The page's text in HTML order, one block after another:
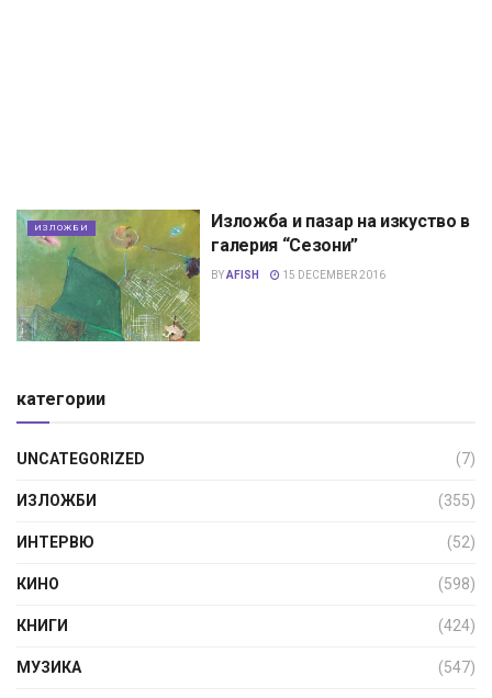
ИЗЛОЖБИ
Изложба и пазар на изкуство в
галерия “Сезони”
BYAFISH 15 DECEMBER 2016
категории
UNCATEGORIZED (7)
ИЗЛОЖБИ (355)
ИНТЕРВЮ (52)
КИНО (598)
КНИГИ (424)
МУЗИКА (547)